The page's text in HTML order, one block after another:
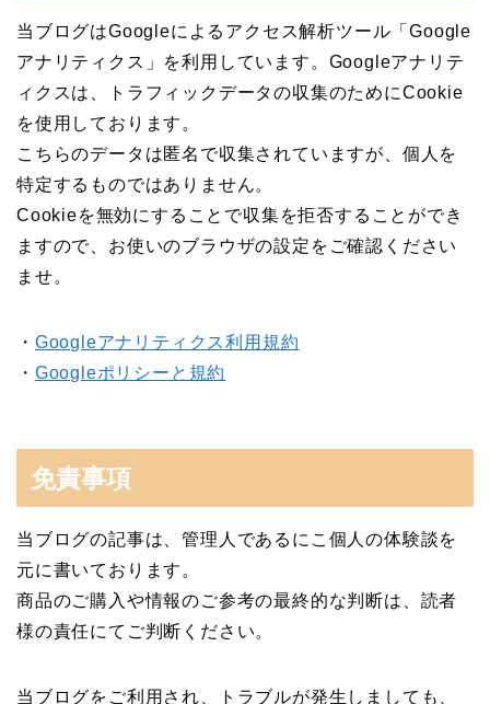
当ブログはGoogleによるアクセス解析ツール「Google
アナリティクス」を利用しています。Googleアナリテ
ィクスは、トラフィックデータの収集のためにCookie
を使用しております。
こちらのデータは匿名で収集されていますが、個人を
特定するものではありません。
Cookieを無効にすることで収集を拒否することができ
ますので、お使いのブラウザの設定をご確認ください
ませ。
・ Googleアナリティクス利用規約
・ Googleポリシーと規約
免責事項
当ブログの記事は、管理人であるにこ個人の体験談を
元に書いております。
商品のご購入や情報のご参考の最終的な判断は、読者
様の責任にてご判断ください。
当ブログをご利用され、トラブルが発生しましても、